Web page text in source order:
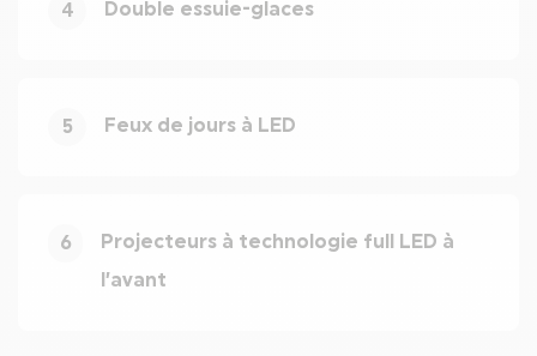
4 Double essuie-glaces
5 Feux de jours à LED
6
Projecteurs à technologie full LED à
l’avant